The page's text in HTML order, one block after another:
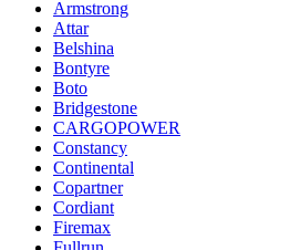
Armstrong
Attar
Belshina
Bontyre
Boto
Bridgestone
CARGOPOWER
Constancy
Continental
Copartner
Cordiant
Firemax